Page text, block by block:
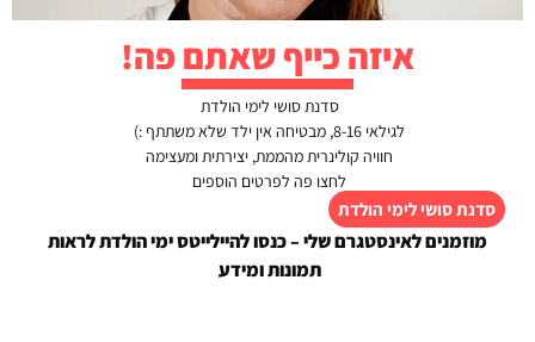
איזה כייף שאתם פה!
סדנת סושי לימי הולדת
לגילאי 8-16, מבטיחה אין ילד שלא משתתף :)
חוויה קולינרית מהממת, יצירתית ומעצימה
לחצו פה לפרטים הוספים
סדנת סושי לימי הולדת
מוזמנים לאינסטגרם שלי – כנסו להיילייטס ימי הולדת לראות
תמונות ומידע